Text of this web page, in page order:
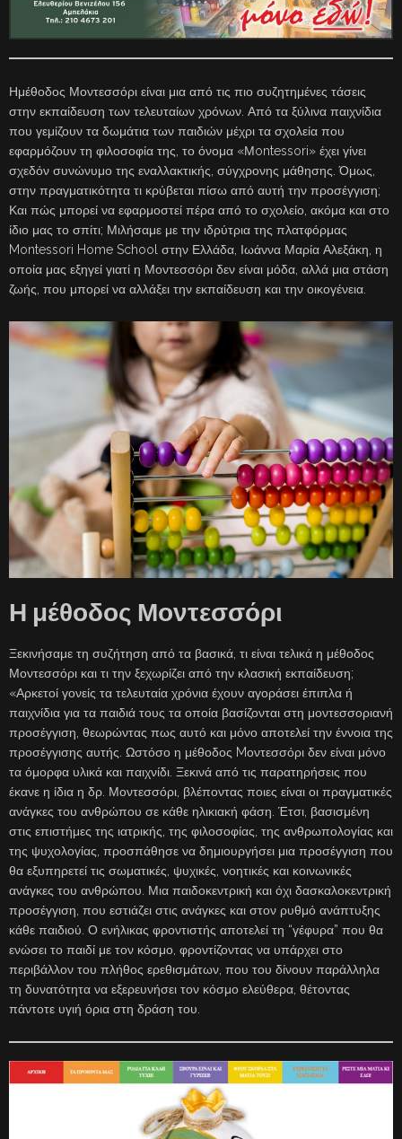
Ημέθοδος Μοντεσσόρι είναι μια από τις πιο συζητημένες τάσεις
στην εκπαίδευση των τελευταίων χρόνων. Από τα ξύλινα παιχνίδια
που γεμίζουν τα δωμάτια των παιδιών μέχρι τα σχολεία που
εφαρμόζουν τη φιλοσοφία της, το όνομα «Μontessori» έχει γίνει
σχεδόν συνώνυμο της εναλλακτικής, σύγχρονης μάθησης. Όμως,
στην πραγματικότητα τι κρύβεται πίσω από αυτή την προσέγγιση;
Και πώς μπορεί να εφαρμοστεί πέρα από το σχολείο, ακόμα και στο
ίδιο μας το σπίτι; Μιλήσαμε με την ιδρύτρια της πλατφόρμας
Montessori Home School στην Ελλάδα, Ιωάννα Μαρία Αλεξάκη, η
οποία μας εξηγεί γιατί η Μοντεσσόρι δεν είναι μόδα, αλλά μια στάση
ζωής, που μπορεί να αλλάξει την εκπαίδευση και την οικογένεια.
Η μέθοδος Μοντεσσόρι
Ξεκινήσαμε τη συζήτηση από τα βασικά, τι είναι τελικά η μέθοδος
Μοντεσσόρι και τι την ξεχωρίζει από την κλασική εκπαίδευση;
«Αρκετοί γονείς τα τελευταία χρόνια έχουν αγοράσει έπιπλα ή
παιχνίδια για τα παιδιά τους τα οποία βασίζονται στη μοντεσσοριανή
προσέγγιση, θεωρώντας πως αυτό και μόνο αποτελεί την έννοια της
προσέγγισης αυτής. Ωστόσο η μέθοδος Mοντεσσόρι δεν είναι μόνο
τα όμορφα υλικά και παιχνίδι. Ξεκινά από τις παρατηρήσεις που
έκανε η ίδια η δρ. Μοντεσσόρι, βλέποντας ποιες είναι οι πραγματικές
ανάγκες του ανθρώπου σε κάθε ηλικιακή φάση. Έτσι, βασισμένη
στις επιστήμες της ιατρικής, της φιλοσοφίας, της ανθρωπολογίας και
της ψυχολογίας, προσπάθησε να δημιουργήσει μια προσέγγιση που
θα εξυπηρετεί τις σωματικές, ψυχικές, νοητικές και κοινωνικές
ανάγκες του ανθρώπου. Μια παιδοκεντρική και όχι δασκαλοκεντρική
προσέγγιση, που εστιάζει στις ανάγκες και στον ρυθμό ανάπτυξης
κάθε παιδιού. Ο ενήλικας φροντιστής αποτελεί τη “γέφυρα” που θα
ενώσει το παιδί με τον κόσμο, φροντίζοντας να υπάρχει στο
περιβάλλον του πλήθος ερεθισμάτων, που του δίνουν παράλληλα
τη δυνατότητα να εξερευνήσει τον κόσμο ελεύθερα, θέτοντας
πάντοτε υγιή όρια στη δράση του.